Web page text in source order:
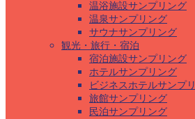
温浴施設サンプリング
温泉サンプリング
サウナサンプリング
観光・旅行・宿泊
宿泊施設サンプリング
ホテルサンプリング
ビジネスホテルサンプ
旅館サンプリング
民泊サンプリング